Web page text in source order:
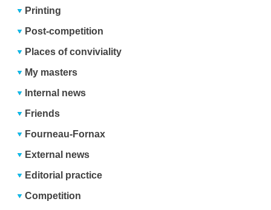
Printing
Post-competition
Places of conviviality
My masters
Internal news
Friends
Fourneau-Fornax
External news
Editorial practice
Competition